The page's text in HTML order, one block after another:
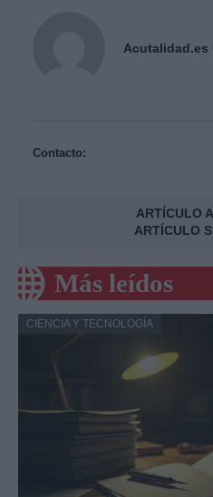
Acutalidad.es
Contacto:
ARTÍCULO
ARTÍCULO
Más leídos
CIENCIA Y TECNOLOGÍA